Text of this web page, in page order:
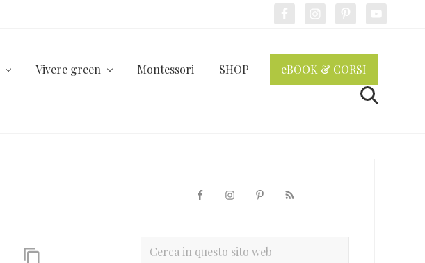
Vivere green Montessori SHOP eBOOK & CORSI
Cerca
primaria
Cerca